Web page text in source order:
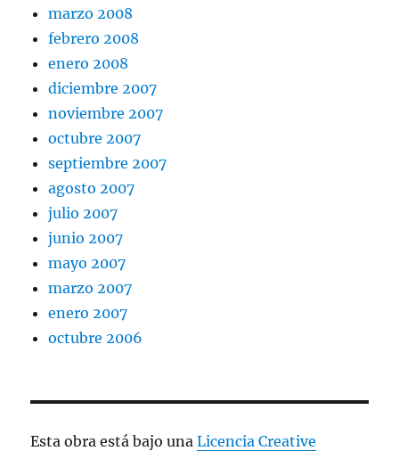
marzo 2008
febrero 2008
enero 2008
diciembre 2007
noviembre 2007
octubre 2007
septiembre 2007
agosto 2007
julio 2007
junio 2007
mayo 2007
marzo 2007
enero 2007
octubre 2006
Esta obra está bajo unaLicencia Creative